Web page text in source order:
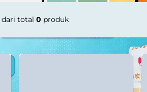
dari total 0 produk